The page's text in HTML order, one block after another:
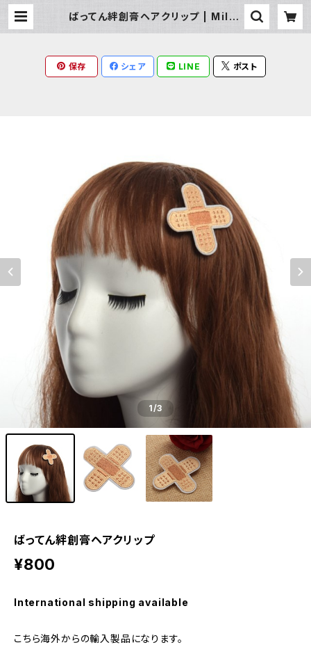
ばってん絆創膏ヘアクリップ | Milky
保存 シェア LINE ポスト
1/3
ばってん絆創膏ヘアクリップ
¥800
International shipping available
こちら海外からの輸入製品になります。